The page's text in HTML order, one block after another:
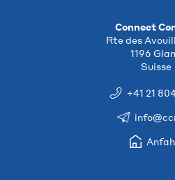
Connect
Rte des
1196
Suisse
+41 21